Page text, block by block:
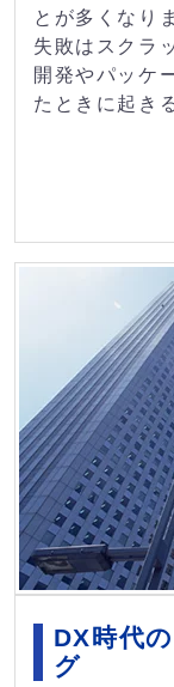
とが多くな
失敗はスクラ
開発やパッケ
たときに起き
DX時代
グ